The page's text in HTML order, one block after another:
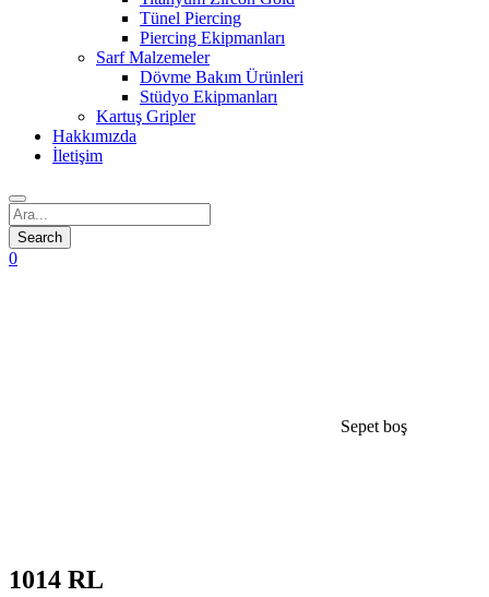
Tünel Piercing
Piercing Ekipmanları
Sarf Malzemeler
Dövme Bakım Ürünleri
Stüdyo Ekipmanları
Kartuş Gripler
Hakkımızda
İletişim
0
Sepet boş
1014 RL